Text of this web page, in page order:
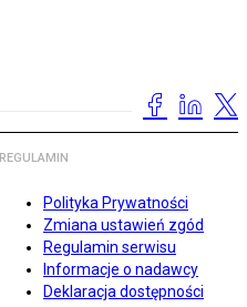
REGULAMIN
Polityka Prywatności
Zmiana ustawień zgód
Regulamin serwisu
Informacje o nadawcy
Deklaracja dostępności